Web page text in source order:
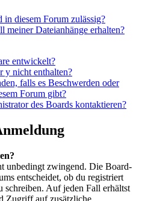
in diesem Forum zulässig?
meiner Dateianhänge erhalten?
entwickelt?
y nicht enthalten?
falls es Beschwerden oder
Forum gibt?
des Boards kontaktieren?
unbedingt zwingend. Die Board-
entscheidet, ob du registriert
schreiben. Auf jeden Fall erhältst
Zugriff auf zusätzliche